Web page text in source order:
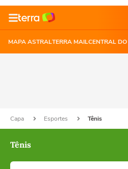
MAPA ASTRALTERRA MAILCENTRAL
Capa Esportes Tênis
Tênis